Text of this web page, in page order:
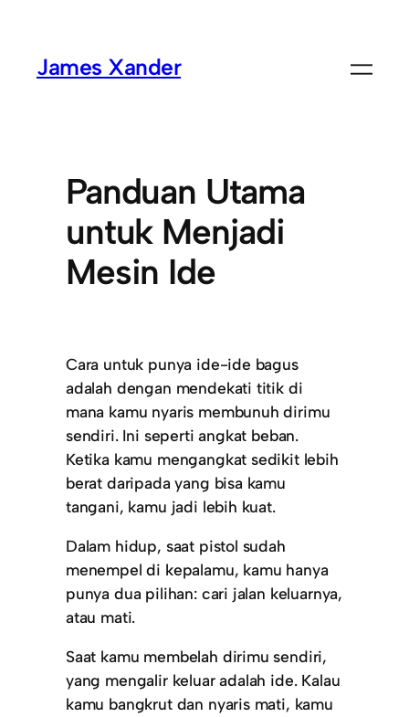
James Xander
Panduan Utama
untuk Menjadi
Mesin Ide
Cara untuk punya ide-ide bagus
adalah dengan mendekati titik di
mana kamu nyaris membunuh dirimu
sendiri. Ini seperti angkat beban.
Ketika kamu mengangkat sedikit lebih
berat daripada yang bisa kamu
tangani, kamu jadi lebih kuat.
Dalam hidup, saat pistol sudah
menempel di kepalamu, kamu hanya
punya dua pilihan: cari jalan keluarnya,
atau mati.
Saat kamu membelah dirimu sendiri,
yang mengalir keluar adalah ide. Kalau
kamu bangkrut dan nyaris mati, kamu